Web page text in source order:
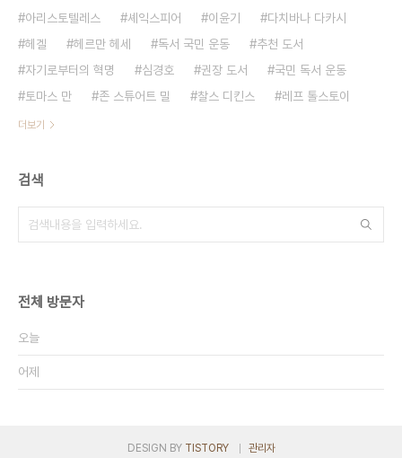
아리스토텔레스
셰익스피어 이윤기
다치바나 다카시
헤겔
헤르만 헤세 독서 국민 운동
추천 도서
자기로부터의 혁명
심경호 권장 도서
국민 독서 운동
토마스 만
존 스튜어트 밀 찰스 디킨스 레프 톨스토이
더보기
검색
전체 방문자
오늘
어제
DESIGN BY TISTORY 관리자